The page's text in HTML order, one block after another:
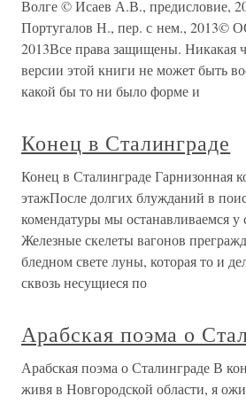
Волге © Исаев А.В., предисловие,
Португалов Н., пер. с нем., 2013©
2013Все права защищены. Никакая
версии этой книги не может быть
какой бы то ни было форме и
Конец в Сталинграде
Конец в Сталинграде Гарнизонная
этажПосле долгих блужданий в
комендатуры мы останавливаемся у
Железные скелеты вагонов
бледном свете луны, которая то и
сквозь несущиеся по
Арабская поэма о
Арабская поэма о Сталинграде В
живя в Новгородской области, я